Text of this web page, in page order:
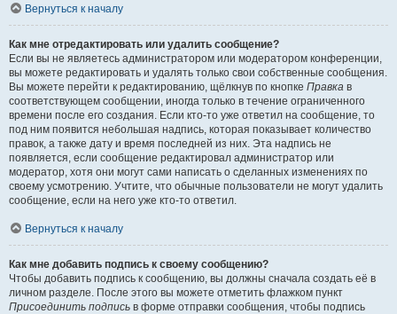
Вернуться к началу
Как мне отредактировать или удалить сообщение?
Если вы не являетесь администратором или модератором конференции,
вы можете редактировать и удалять только свои собственные сообщения.
Вы можете перейти к редактированию, щёлкнув по кнопке Правка в
соответствующем сообщении, иногда только в течение ограниченного
времени после его создания. Если кто-то уже ответил на сообщение, то
под ним появится небольшая надпись, которая показывает количество
правок, а также дату и время последней из них. Эта надпись не
появляется, если сообщение редактировал администратор или
модератор, хотя они могут сами написать о сделанных изменениях по
своему усмотрению. Учтите, что обычные пользователи не могут удалить
сообщение, если на него уже кто-то ответил.
Вернуться к началу
Как мне добавить подпись к своему сообщению?
Чтобы добавить подпись к сообщению, вы должны сначала создать её в
личном разделе. После этого вы можете отметить флажком пункт
Присоединить подпись в форме отправки сообщения, чтобы подпись